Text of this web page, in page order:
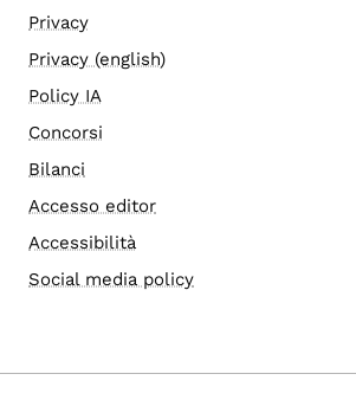
Privacy
Privacy (english)
Policy IA
Concorsi
Bilanci
Accesso editor
Accessibilità
Social media policy